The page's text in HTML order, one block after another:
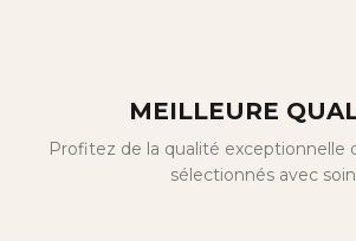
MEILLEURE
Profitez de la qualité exceptionnelle
sélectionnés avec